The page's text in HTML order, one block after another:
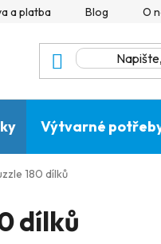
a platba Blog O
Výtvarné
180 dílků
dílků